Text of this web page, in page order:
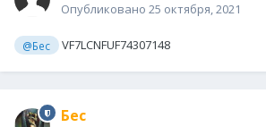
Опубликовано 25 октября, 2021
@Бес VF7LCNFUF74307148
Бес